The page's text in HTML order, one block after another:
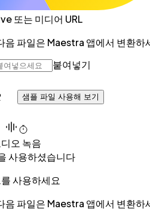
또는 미디어 URL
파일은 Maestra 앱에서 변환하
붙여넣기
샘플 파일 사용해 보기
오 녹음
사용하셨습니다
사용하세요
파일은 Maestra 앱에서 변환하